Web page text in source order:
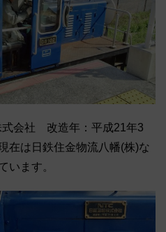
式会社 改造年：平成21年3
在は日鉄住金物流八幡(株)な
います。